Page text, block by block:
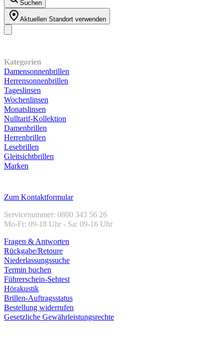
Suchen
Aktuellen Standort verwenden
Kategorien
Damensonnenbrillen
Herrensonnenbrillen
Tageslinsen
Wochenlinsen
Monatslinsen
Nulltarif-Kollektion
Damenbrillen
Herrenbrillen
Lesebrillen
Gleitsichtbrillen
Marken
Zum Kontaktformular
Servicenummer: 0800 343 56 26
Mo-Fr: 09-18 Uhr - Sa: 09-16 Uhr
Fragen & Antworten
Rückgabe/Retoure
Niederlassungssuche
Termin buchen
Führerschein-Sehtest
Hörakustik
Brillen-Auftragsstatus
Bestellung widerrufen
Gesetzliche Gewährleistungsrechte